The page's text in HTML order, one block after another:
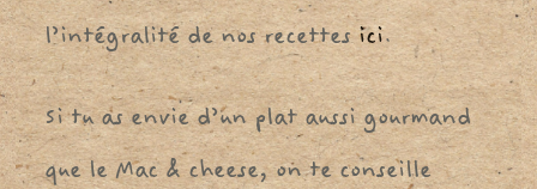
l’intégralité de nos recettesici.
Si tu as envie d’un plat aussi gourmand
que le Mac & cheese, on te conseille